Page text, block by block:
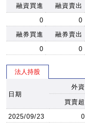
融資買進 融資賣出
0
0
融券買進
融券賣出
0
0
法人持股
日期
外資
買賣超
2025/09/23
0